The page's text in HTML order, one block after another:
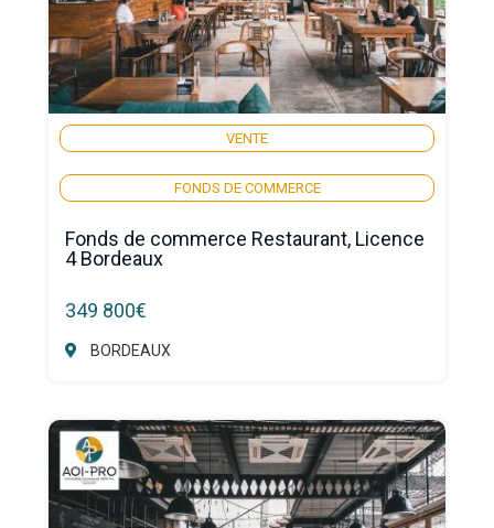
VENTE
FONDS DE COMMERCE
Fonds de commerce Restaurant, Licence
4 Bordeaux
349 800€
BORDEAUX